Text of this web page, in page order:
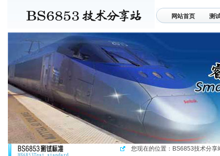
网站首页 测
联系我们
您现在的位置： BS6853技术分享